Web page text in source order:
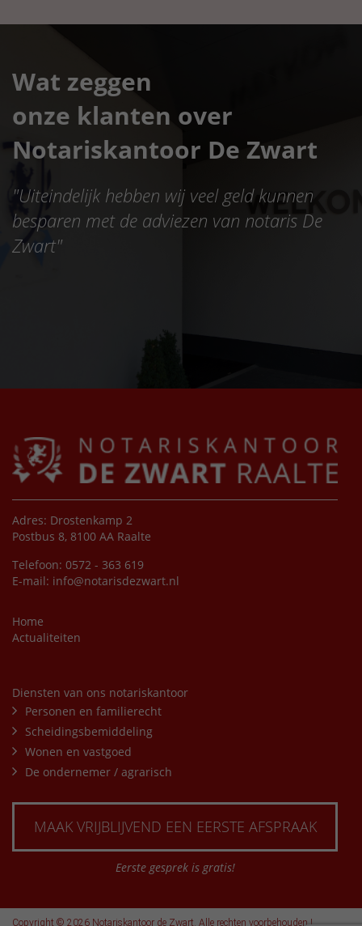
Wat zeggen
onze klanten over
Notariskantoor De Zwart
"Uiteindelijk hebben wij veel geld kunnen
besparen met de adviezen van notaris De
Zwart"
Adres: Drostenkamp 2
Postbus 8, 8100 AA Raalte
Telefoon: 0572 - 363 619
E-mail: info@notarisdezwart.nl
Home
Actualiteiten
Diensten van ons notariskantoor
Personen en familierecht
Scheidingsbemiddeling
Wonen en vastgoed
De ondernemer / agrarisch
MAAK VRIJBLIJVEND EEN EERSTE AFSPRAAK
Eerste gesprek is gratis!
Copyright © 2026 Notariskantoor de Zwart. Alle rechten voorbehouden |